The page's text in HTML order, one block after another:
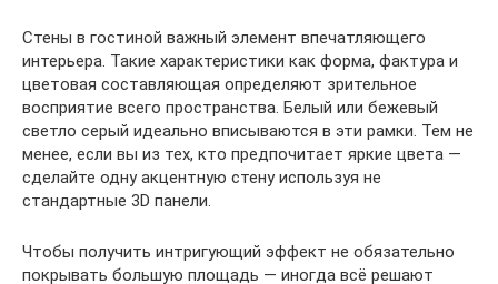
Стены в гостиной важный элемент впечатляющего
интерьера. Такие характеристики как форма, фактура и
цветовая составляющая определяют зрительное
восприятие всего пространства. Белый или бежевый
светло серый идеально вписываются в эти рамки. Тем не
менее, если вы из тех, кто предпочитает яркие цвета —
сделайте одну акцентную стену используя не
стандартные 3D панели.
Чтобы получить интригующий эффект не обязательно
покрывать большую площадь — иногда всё решают